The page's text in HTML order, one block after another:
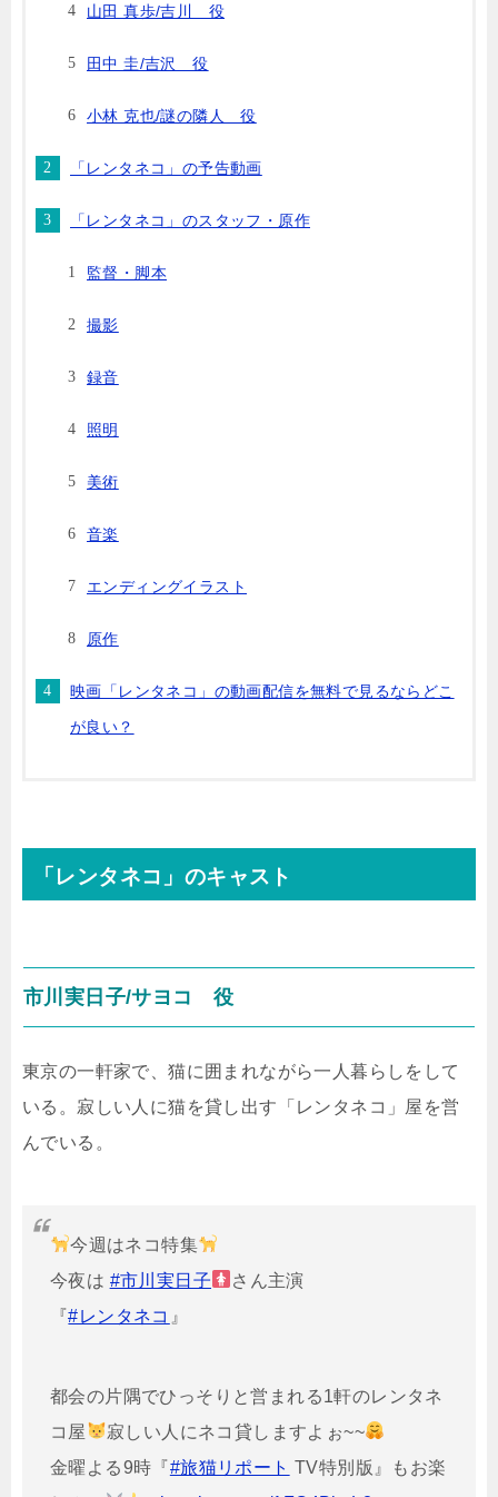
山田 真歩/吉川 役
田中 圭/吉沢 役
小林 克也/謎の隣人 役
「レンタネコ」の予告動画
「レンタネコ」のスタッフ・原作
監督・脚本
撮影
録音
照明
美術
音楽
エンディングイラスト
原作
映画「レンタネコ」の動画配信を無料で見るならどこ
が良い？
「レンタネコ」のキャスト
市川実日子/サヨコ 役
東京の一軒家で、猫に囲まれながら一人暮らしをして
いる。寂しい人に猫を貸し出す「レンタネコ」屋を営
んでいる。
今週はネコ特集
今夜は #市川実日子
さん主演
『#レンタネコ 』
都会の片隅でひっそりと営まれる1軒のレンタネ
コ屋
寂しい人にネコ貸しますよぉ~~
金曜よる9時『#旅猫リポート TV特別版』もお楽